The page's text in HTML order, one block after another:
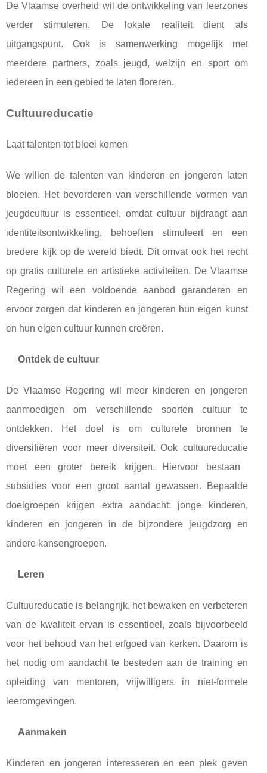
De Vlaamse overheid wil de ontwikkeling van leerzones
verder stimuleren. De lokale realiteit dient als
uitgangspunt. Ook is samenwerking mogelijk met
meerdere partners, zoals jeugd, welzijn en sport om
iedereen in een gebied te laten floreren.
Cultuureducatie
Laat talenten tot bloei komen
We willen de talenten van kinderen en jongeren laten
bloeien. Het bevorderen van verschillende vormen van
jeugdcultuur is essentieel, omdat cultuur bijdraagt ​​aan
identiteitsontwikkeling, behoeften stimuleert en een
bredere kijk op de wereld biedt. Dit omvat ook het recht
op gratis culturele en artistieke activiteiten. De Vlaamse
Regering wil een voldoende aanbod garanderen en
ervoor zorgen dat kinderen en jongeren hun eigen kunst
en hun eigen cultuur kunnen creëren.
Ontdek de cultuur
De Vlaamse Regering wil meer kinderen en jongeren
aanmoedigen om verschillende soorten cultuur te
ontdekken. Het doel is om culturele bronnen te
diversifiëren voor meer diversiteit. Ook cultuureducatie
moet een groter bereik krijgen. Hiervoor bestaan ​​
subsidies voor een groot aantal gewassen. Bepaalde
doelgroepen krijgen extra aandacht: jonge kinderen,
kinderen en jongeren in de bijzondere jeugdzorg en
andere kansengroepen.
Leren
Cultuureducatie is belangrijk, het bewaken en verbeteren
van de kwaliteit ervan is essentieel, zoals bijvoorbeeld
voor het behoud van het erfgoed van kerken. Daarom is
het nodig om aandacht te besteden aan de training en
opleiding van mentoren, vrijwilligers in niet-formele
leeromgevingen.
Aanmaken
Kinderen en jongeren interesseren en een plek geven